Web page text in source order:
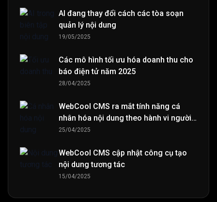
AI đang thay đổi cách các tòa soạn
quản lý nội dung
19/05/2025
Các mô hình tối ưu hóa doanh thu cho
báo điện tử năm 2025
28/04/2025
WebCool CMS ra mắt tính năng cá
nhân hóa nội dung theo hành vi người
đọc
25/04/2025
WebCool CMS cập nhật công cụ tạo
nội dung tương tác
15/04/2025